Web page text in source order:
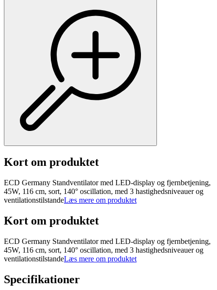
Kort om produktet
ECD Germany Standventilator med LED-display og fjernbetjening,
45W, 116 cm, sort, 140° oscillation, med 3 hastighedsniveauer og
ventilationstilstandeLæs mere om produktet
Kort om produktet
ECD Germany Standventilator med LED-display og fjernbetjening,
45W, 116 cm, sort, 140° oscillation, med 3 hastighedsniveauer og
ventilationstilstandeLæs mere om produktet
Specifikationer